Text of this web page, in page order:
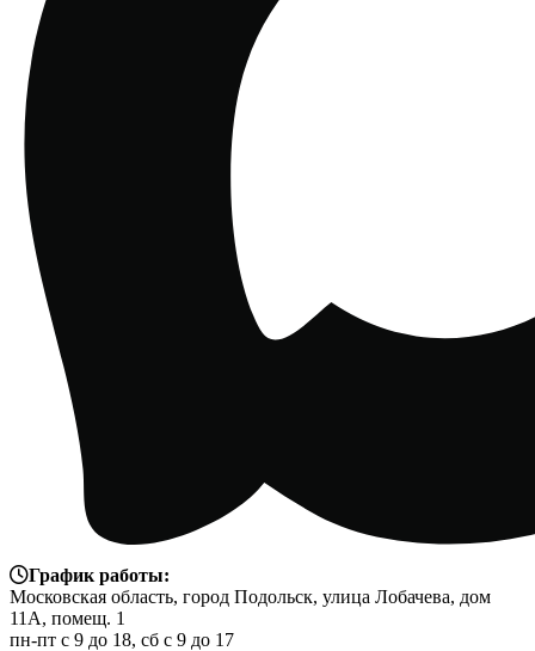
График работы:
Московская область, город Подольск, улица Лобачева, дом
11А, помещ. 1
пн-пт с 9 до 18, сб с 9 до 17